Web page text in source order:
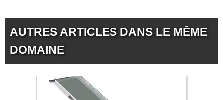
AUTRES ARTICLES DANS LE MÊME
DOMAINE